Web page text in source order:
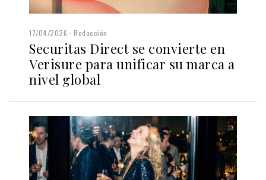
17/04/2026 Redacción
Securitas Direct se convierte en
Verisure para unificar su marca a
nivel global